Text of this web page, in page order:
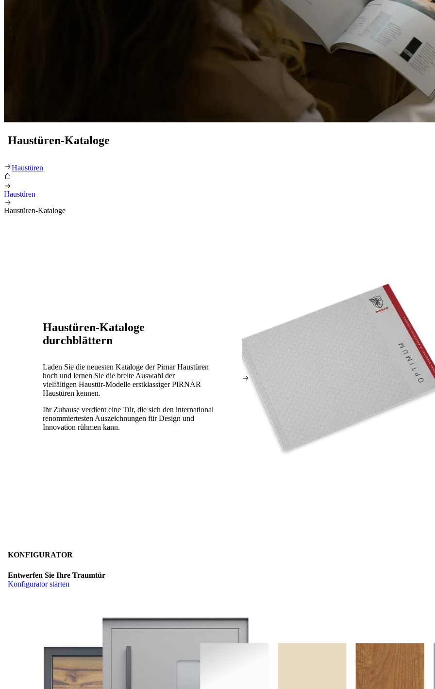
Haustüren-Kataloge
Haustüren Katalog
Haustüren
Haustüren
Haustüren-Kataloge
Haustüren-Kataloge
durchblättern
Laden Sie die neuesten Kataloge der Pirnar Haustüren
hoch und lernen Sie die breite Auswahl der
vielfältigen Haustür-Modelle erstklassiger PIRNAR
Haustüren kennen.
Ihr Zuhause verdient eine Tür, die sich den international
renommiertesten Auszeichnungen für Design und
Innovation rühmen kann.
KONFIGURATOR
Entwerfen Sie Ihre Traumtür
Konfigurator starten